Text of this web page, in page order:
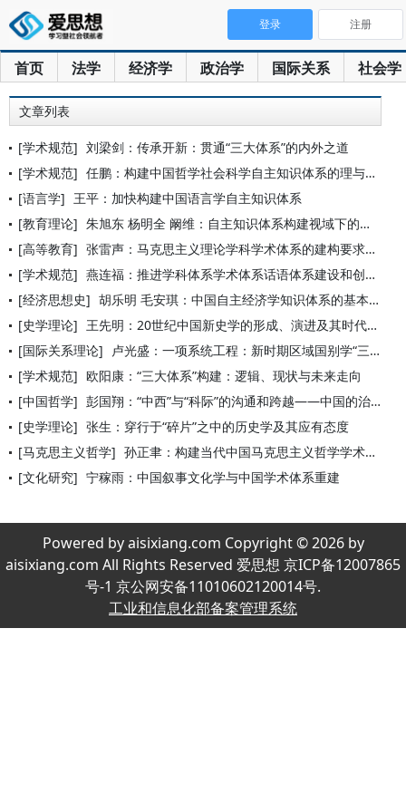
首页 法学 经济学 政治学 国际关系 社会学
登录 注册
文章列表
[学术规范] 刘梁剑：传承开新：贯通“三大体系”的内外之道
[学术规范] 任鹏：构建中国哲学社会科学自主知识体系的理与路
[语言学] 王平：加快构建中国语言学自主知识体系
[教育理论] 朱旭东 杨明全 阚维：自主知识体系构建视域下的基础教育学学科
[高等教育] 张雷声：马克思主义理论学科学术体系的建构要求与学科发展路径
[学术规范] 燕连福：推进学科体系学术体系话语体系建设和创新
[经济思想史] 胡乐明 毛安琪：中国自主经济学知识体系的基本特征
[史学理论] 王先明：20世纪中国新史学的形成、演进及其时代特征——立足于
[国际关系理论]
卢光盛：一项系统工程：新时期区域国别学“三大体系”建设思考
[学术规范] 欧阳康：“三大体系”构建：逻辑、现状与未来走向
[中国哲学] 彭国翔：“中西”与“科际”的沟通和跨越——中国的治学传统及其
[史学理论] 张生：穿行于“碎片”之中的历史学及其应有态度
[马克思主义哲学] 孙正聿：构建当代中国马克思主义哲学学术体系
[文化研究] 宁稼雨：中国叙事文化学与中国学术体系重建
Powered by aisixiang.com Copyright © 2026 by
aisixiang.com All Rights Reserved 爱思想 京ICP备12007865
号-1 京公网安备11010602120014号.
工业和信息化部备案管理系统